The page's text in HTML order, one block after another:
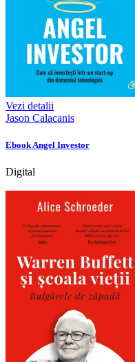
Vezi detalii
Jason Calacanis
Ebook Angel Investor
Digital